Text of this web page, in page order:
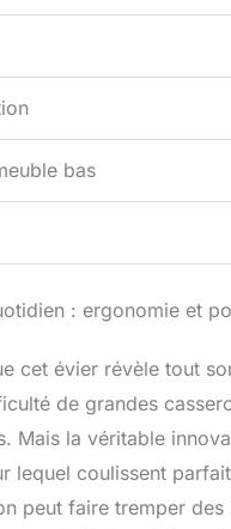
bas
: ergonomie et
cet évier révèle tout
de grandes
Mais la véritable
lequel coulissent
peut faire tremper